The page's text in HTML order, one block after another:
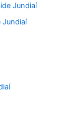
Jundiaí
Jundiaí